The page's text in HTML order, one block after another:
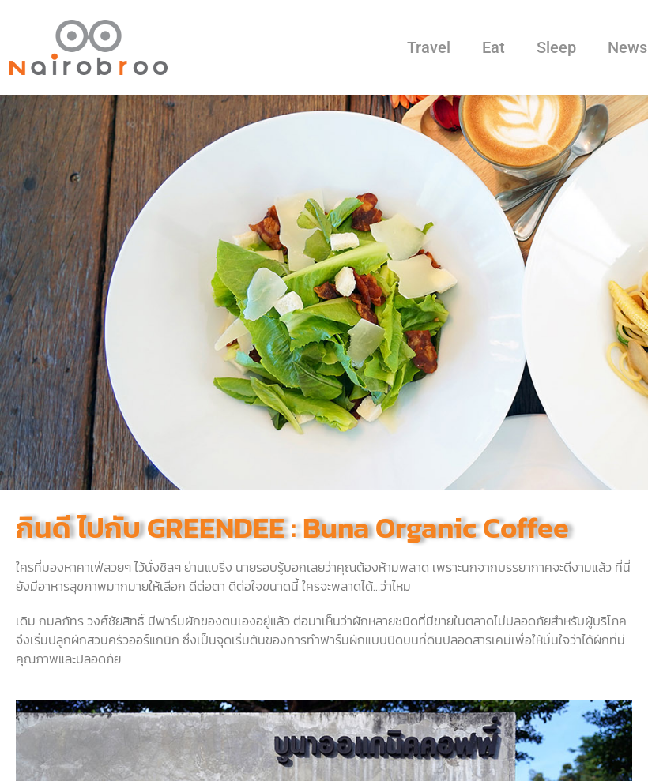
Travel Eat Sleep News
กินดี ไปกับ GREENDEE : Buna Organic Coffee
ใครที่มองหาคาเฟ่สวยๆ ไว้นั่งชิลๆ ย่านแบริ่ง นายรอบรู้บอกเลยว่าคุณต้องห้ามพลาด เพราะนกจากบรรยากาศจะดีงามแล้ว ที่นี่
ยังมีอาหารสุขภาพมากมายให้เลือก ดีต่อตา ดีต่อใจขนาดนี้ ใครจะพลาดได้…ว่าไหม
เดิม กมลภัทร วงศ์ชัยสิทธิ์ มีฟาร์มผักของตนเองอยู่แล้ว ต่อมาเห็นว่าผักหลายชนิดที่มีขายในตลาดไม่ปลอดภัยสำหรับผู้บริโภค
จึงเริ่มปลูกผักสวนครัวออร์แกนิก ซึ่งเป็นจุดเริ่มต้นของการทำฟาร์มผักแบบปิดบนที่ดินปลอดสารเคมีเพื่อให้มั่นใจว่าได้ผักที่มี
คุณภาพและปลอดภัย